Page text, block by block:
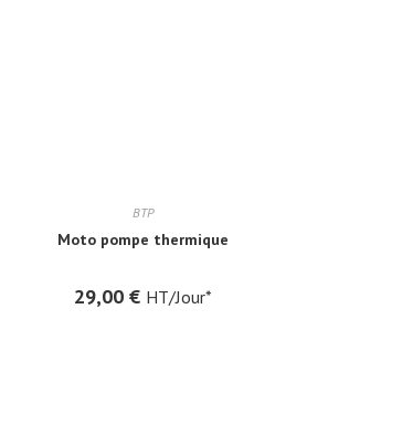
BTP
Moto pompe thermique
29,00 € HT/Jour*